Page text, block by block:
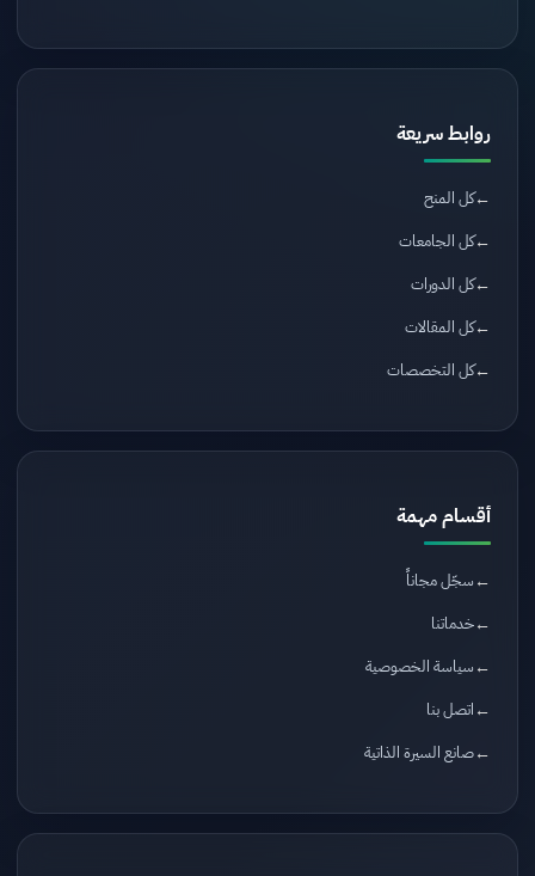
روابط سريعة
كل المنح
كل الجامعات
كل الدورات
كل المقالات
كل التخصصات
أقسام مهمة
سجّل مجاناً
خدماتنا
سياسة الخصوصية
اتصل بنا
صانع السيرة الذاتية